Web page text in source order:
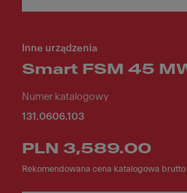
Inne urządzenia
Smart FSM 45
Numer katalogowy
131.0606.103
PLN 3,589.00
Rekomendowana cena katalogowa brutto